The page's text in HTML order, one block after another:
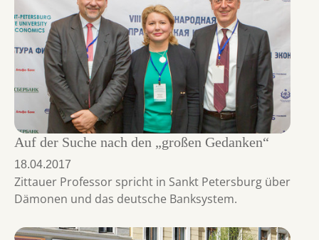
Auf der Suche nach den „großen Gedanken“
18.04.2017
Zittauer Professor spricht in Sankt Petersburg über
Dämonen und das deutsche Banksystem.